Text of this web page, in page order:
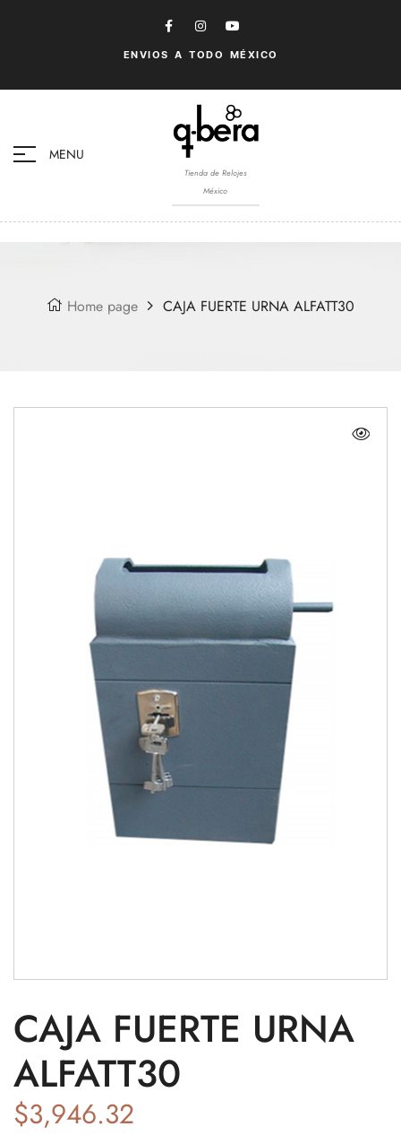
ENVIOS A TODO MÉXICO
MENU
Tienda de Relojes
México
Home page CAJA FUERTE URNA ALFATT30
CAJA FUERTE URNA
ALFATT30
$3,946.32